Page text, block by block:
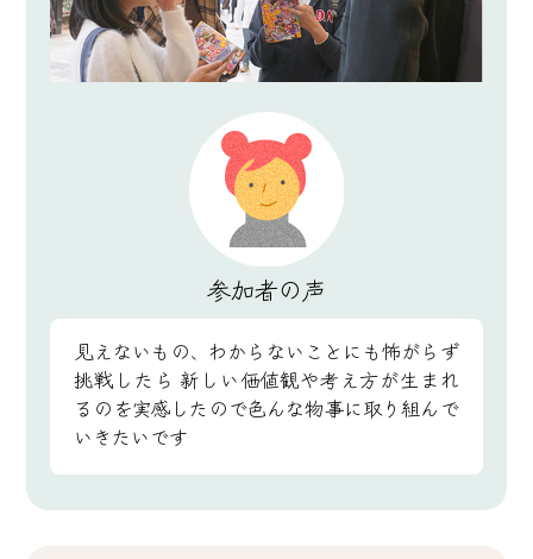
参加者の声
見えないもの、わからないことにも怖がらず
挑戦したら 新しい価値観や考え方が生まれ
るのを実感したので色んな物事に取り組んで
いきたいです